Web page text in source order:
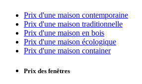
Prix d'une maison contemporaine
Prix d'une maison traditionnelle
Prix d'une maison en bois
Prix d'une maison écologique
Prix d'une maison container
Prix des fenêtres